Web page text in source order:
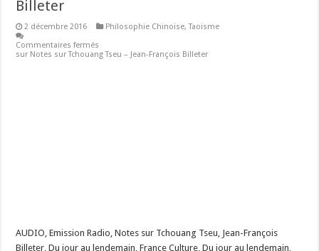
Billeter
2 décembre 2016 Philosophie Chinoise,Taoisme
Commentaires fermés
sur Notes sur Tchouang Tseu – Jean-François Billeter
AUDIO, Emission Radio, Notes sur Tchouang Tseu, Jean-François
Billeter, Du jour au lendemain, France Culture, Du jour au lendemain,